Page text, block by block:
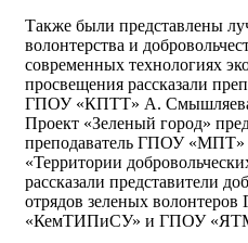
Также были представлены
волонтерства и
современных технологиях
просвещения рассказали
ГПОУ «КПТТ» А.
Проект «Зеленый город»
преподаватель ГПОУ «МПТ»
«Территории
рассказали представители
отрядов зеленых
«КемТИПиСУ» и ГПОУ